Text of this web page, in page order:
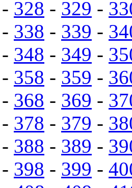
- 328 - 329 -
- 338 - 339 -
- 348 - 349 -
- 358 - 359 -
- 368 - 369 -
- 378 - 379 -
- 388 - 389 -
- 398 - 399 -